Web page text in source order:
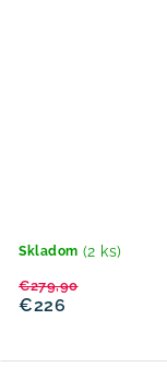
Skladom (2 ks)
€226
€279,90